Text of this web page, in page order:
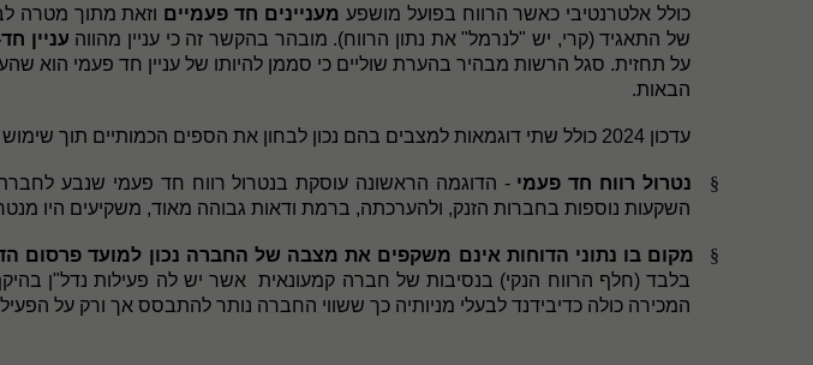
כולל אלטרנטיבי כאשר הרווח בפועל מושפע מעניינים חד פעמיים וזאת מתוך מטרה
של התאגיד (קרי, יש "לנרמל" את נתון הרווח). מובהר בהקשר זה כי עניין מהווה עניין חד
על תחזית. סגל הרשות מבהיר בהערת שוליים כי סממן להיותו של עניין חד פעמי הוא
הבאות.
עדכון 2024 כולל שתי דוגמאות למצבים בהם נכון לבחון את הספים הכמותיים תוך שימוש ברווח אלטרנטיבי:
§ נטרול רווח חד פעמי - הדוגמה הראשונה עוסקת בנטרול רווח חד פעמי שנבע לחברת
השקעות נוספות בחברות הזנק, ולהערכתה, ברמת ודאות גבוהה מאוד, משקיעים היו
§ מקום בו נתוני הדוחות אינם משקפים את מצבה של החברה נכון למועד פרסום
בלבד (חלף הרווח הנקי) בנסיבות של חברה קמעונאית
אשר יש לה פעילות נדל"ן
המכירה כולה כדיבידנד לבעלי מניותיה כך ששווי החברה נותר להתבסס אך ורק על